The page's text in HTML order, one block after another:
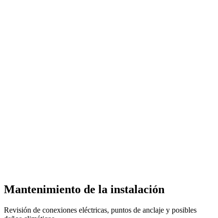
Mantenimiento de la instalación
Revisión de conexiones eléctricas, puntos de anclaje y posibles